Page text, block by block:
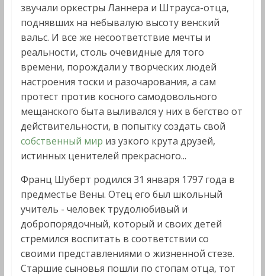
звучали оркестры Ланнера и Штрауса-отца,
поднявших на небывалую высоту венский
вальс. И все же несоответствие мечты и
реальности, столь очевидные для того
времени, порождали у творческих людей
настроения тоски и разочарования, а сам
протест против косного самодовольного
мещанского быта выливался у них в бегство от
действительности, в попытку создать свой
собственный мир из узкого крута друзей,
истинных ценителей прекрасного...
Франц Шуберт родился 31 января 1797 года в
предместье Вены. Отец его был школьный
учитель - человек трудолюбивый и
добропорядочный, который и своих детей
стремился воспитать в соответствии со
своими представлениями о жизненной стезе.
Старшие сыновья пошли по стопам отца, тот